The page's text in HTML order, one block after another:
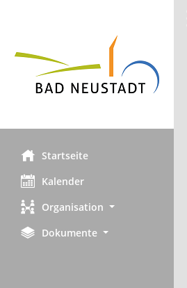
Startseite
Kalender
Organisation
Dokumente